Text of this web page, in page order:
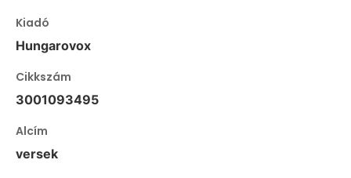
Kiadó
Hungarovox
Cikkszám
3001093495
Alcím
versek